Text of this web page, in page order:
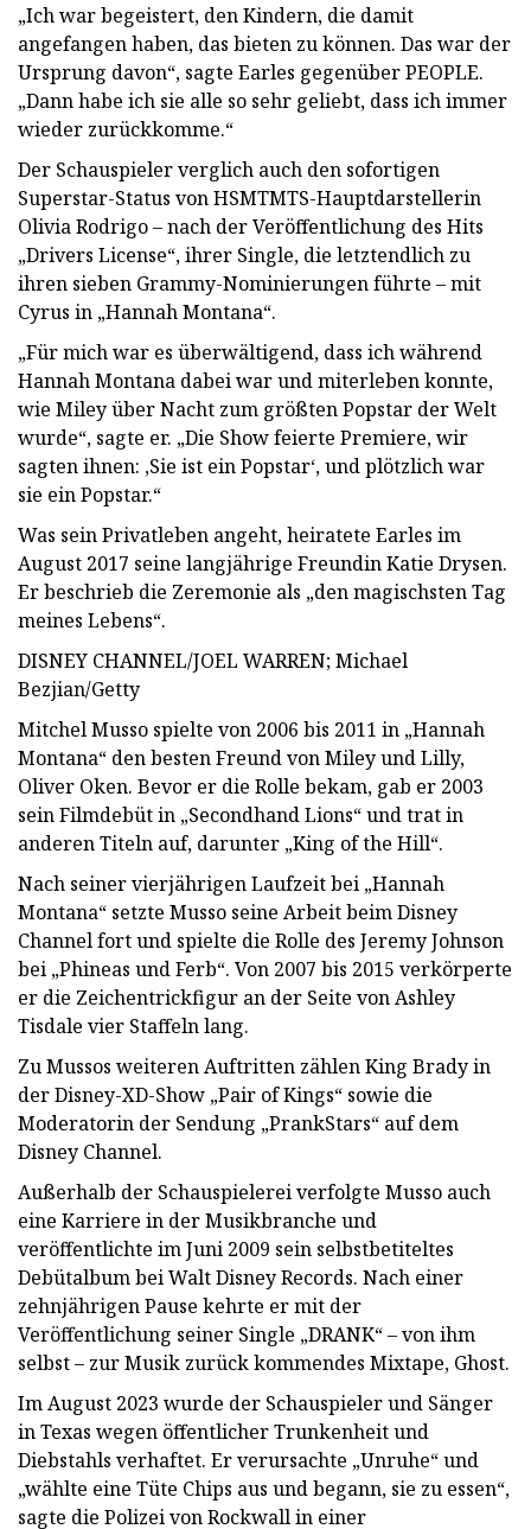
„Ich war begeistert, den Kindern, die damit
angefangen haben, das bieten zu können. Das war der
Ursprung davon“, sagte Earles gegenüber PEOPLE.
„Dann habe ich sie alle so sehr geliebt, dass ich immer
wieder zurückkomme.“
Der Schauspieler verglich auch den sofortigen
Superstar-Status von HSMTMTS-Hauptdarstellerin
Olivia Rodrigo – nach der Veröffentlichung des Hits
„Drivers License“, ihrer Single, die letztendlich zu
ihren sieben Grammy-Nominierungen führte – mit
Cyrus in „Hannah Montana“.
„Für mich war es überwältigend, dass ich während
Hannah Montana dabei war und miterleben konnte,
wie Miley über Nacht zum größten Popstar der Welt
wurde“, sagte er. „Die Show feierte Premiere, wir
sagten ihnen: ‚Sie ist ein Popstar‘, und plötzlich war
sie ein Popstar.“
Was sein Privatleben angeht, heiratete Earles im
August 2017 seine langjährige Freundin Katie Drysen.
Er beschrieb die Zeremonie als „den magischsten Tag
meines Lebens“.
DISNEY CHANNEL/JOEL WARREN; Michael
Bezjian/Getty
Mitchel Musso spielte von 2006 bis 2011 in „Hannah
Montana“ den besten Freund von Miley und Lilly,
Oliver Oken. Bevor er die Rolle bekam, gab er 2003
sein Filmdebüt in „Secondhand Lions“ und trat in
anderen Titeln auf, darunter „King of the Hill“.
Nach seiner vierjährigen Laufzeit bei „Hannah
Montana“ setzte Musso seine Arbeit beim Disney
Channel fort und spielte die Rolle des Jeremy Johnson
bei „Phineas und Ferb“. Von 2007 bis 2015 verkörperte
er die Zeichentrickfigur an der Seite von Ashley
Tisdale vier Staffeln lang.
Zu Mussos weiteren Auftritten zählen King Brady in
der Disney-XD-Show „Pair of Kings“ sowie die
Moderatorin der Sendung „PrankStars“ auf dem
Disney Channel.
Außerhalb der Schauspielerei verfolgte Musso auch
eine Karriere in der Musikbranche und
veröffentlichte im Juni 2009 sein selbstbetiteltes
Debütalbum bei Walt Disney Records. Nach einer
zehnjährigen Pause kehrte er mit der
Veröffentlichung seiner Single „DRANK“ – von ihm
selbst – zur Musik zurück kommendes Mixtape, Ghost.
Im August 2023 wurde der Schauspieler und Sänger
in Texas wegen öffentlicher Trunkenheit und
Diebstahls verhaftet. Er verursachte „Unruhe“ und
„wählte eine Tüte Chips aus und begann, sie zu essen“,
sagte die Polizei von Rockwall in einer